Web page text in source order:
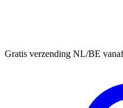
Gratis verzending NL/BE